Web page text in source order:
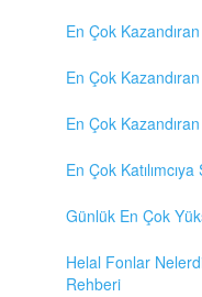
En Çok
En Çok
En Çok
En Çok
Günlük En Çok
Helal Fonlar
Rehberi